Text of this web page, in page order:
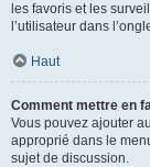
les favoris et les
l’utilisateur dans
Haut
Comment mettre en
Vous pouvez ajouter
approprié dans le
sujet de discussion.